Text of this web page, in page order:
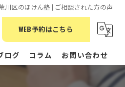
川区のほけん塾 | ご相談された方の声
WEB予約はこちら
ログ コラム お問い合わせ